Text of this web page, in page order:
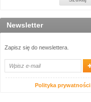
Newsletter
Zapisz się do newslettera.
Polityka prywatności